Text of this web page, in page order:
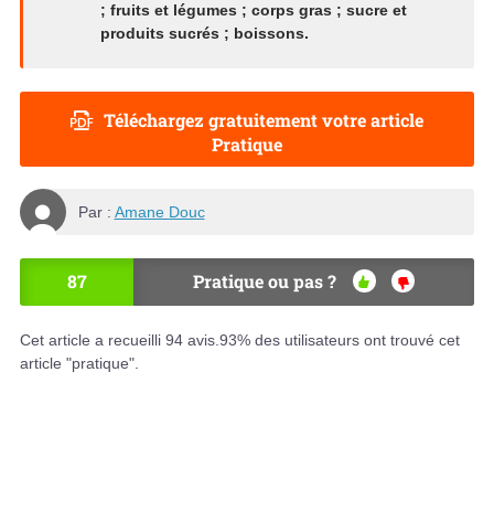
; fruits et légumes ; corps gras ; sucre et
produits sucrés ; boissons.
Téléchargez gratuitement votre article
Pratique
Par : Amane Douc
87 Pratique ou pas ?
OU
NO
N
Cet article a recueilli 94 avis. 93% des utilisateurs ont trouvé cet
article "pratique".